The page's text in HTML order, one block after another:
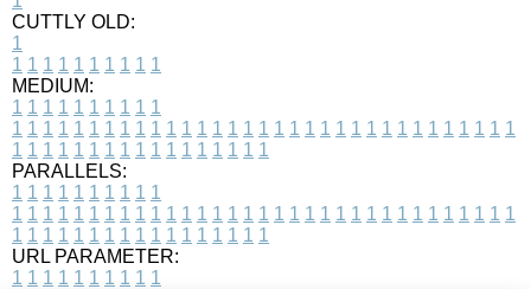
CUTTLY OLD:
1
1 1 1 1 1 1 1 1 1 1
MEDIUM:
1 1 1 1 1 1 1 1 1 1
1 1 1 1 1 1 1 1 1 1 1 1 1 1 1 1 1 1 1 1 1 1 1 1 1 1 1 1 1 1 1 1 1
1 1 1 1 1 1 1 1 1 1 1 1 1 1 1 1 1
PARALLELS:
1 1 1 1 1 1 1 1 1 1
1 1 1 1 1 1 1 1 1 1 1 1 1 1 1 1 1 1 1 1 1 1 1 1 1 1 1 1 1 1 1 1 1
1 1 1 1 1 1 1 1 1 1 1 1 1 1 1 1 1
URL PARAMETER:
1 1 1 1 1 1 1 1 1 1